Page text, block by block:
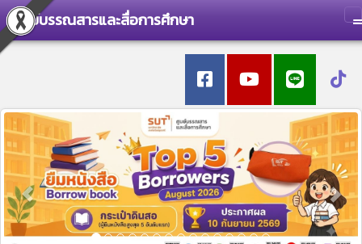
ศูนย์บรรณสารและสื่อการศึกษา
Previous